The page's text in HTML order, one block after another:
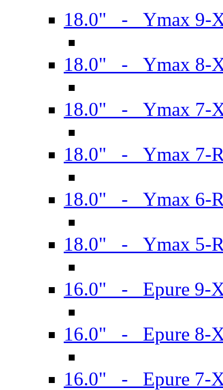
18.0" - Ymax 9-
18.0" - Ymax 8-
18.0" - Ymax 7-
18.0" - Ymax 7-
18.0" - Ymax 6-
18.0" - Ymax 5-
16.0" - Epure 9-
16.0" - Epure 8-
16.0" - Epure 7-